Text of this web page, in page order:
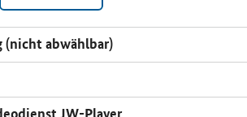
(nicht abwählbar)